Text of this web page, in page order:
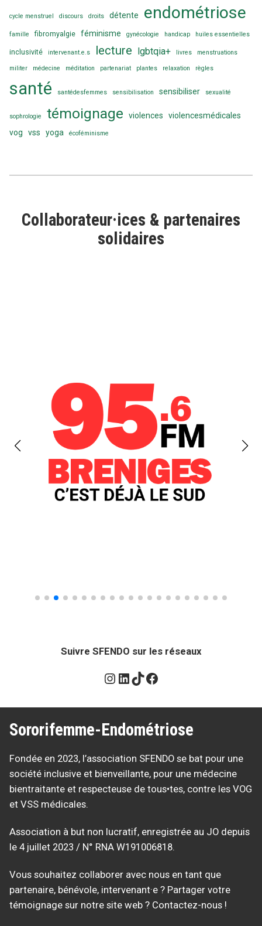
cycle menstruel discours droits détente endométriose
famille fibromyalgie féminisme gynécologie handicap huiles essentielles
inclusivité intervenant.e.s lecture lgbtqia+ livres menstruations
militer médecine méditation partenariat plantes relaxation règles
santé santédesfemmes sensibilisation sensibiliser sexualité
sophrologie témoignage violences
violencesmédicales
vog
vss yoga écoféminisme
Collaborateur·ices & partenaires
solidaires
Suivre SFENDO sur les réseaux
Instagram
LinkedIn
TikTok
Facebook
Sororifemme-Endométriose
Fondée en 2023, l’association SFENDO se bat pour une
société inclusive et bienveillante, pour une médecine
bientraitante et respecteuse de tous•tes, contre les VOG
et VSS médicales.
Association à but non lucratif, enregistrée au JO depuis
le 4 juillet 2023 / N° RNA W191006818.
Vous souhaitez collaborer avec nous en tant que
partenaire, bénévole, intervenant·e ? Partager votre
témoignage sur notre site web ? Contactez-nous !